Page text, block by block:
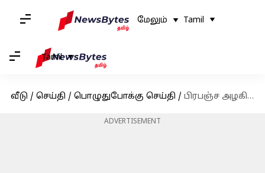
மேலும் Tamil
Tamil
வீடு / செய்தி / பொழுதுபோக்கு செய்தி / பிரபஞ்ச அழகி சுஷ்மிதா சென்னும், தமிழ் சினிமாவும்!
ADVERTISEMENT